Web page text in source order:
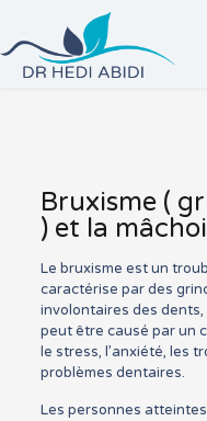
Bruxisme (
) et la
Le bruxisme est un
caractérise par des
involontaires des
peut être causé par un
le stress, l’anxiété, les
problèmes dentaires.
Les personnes